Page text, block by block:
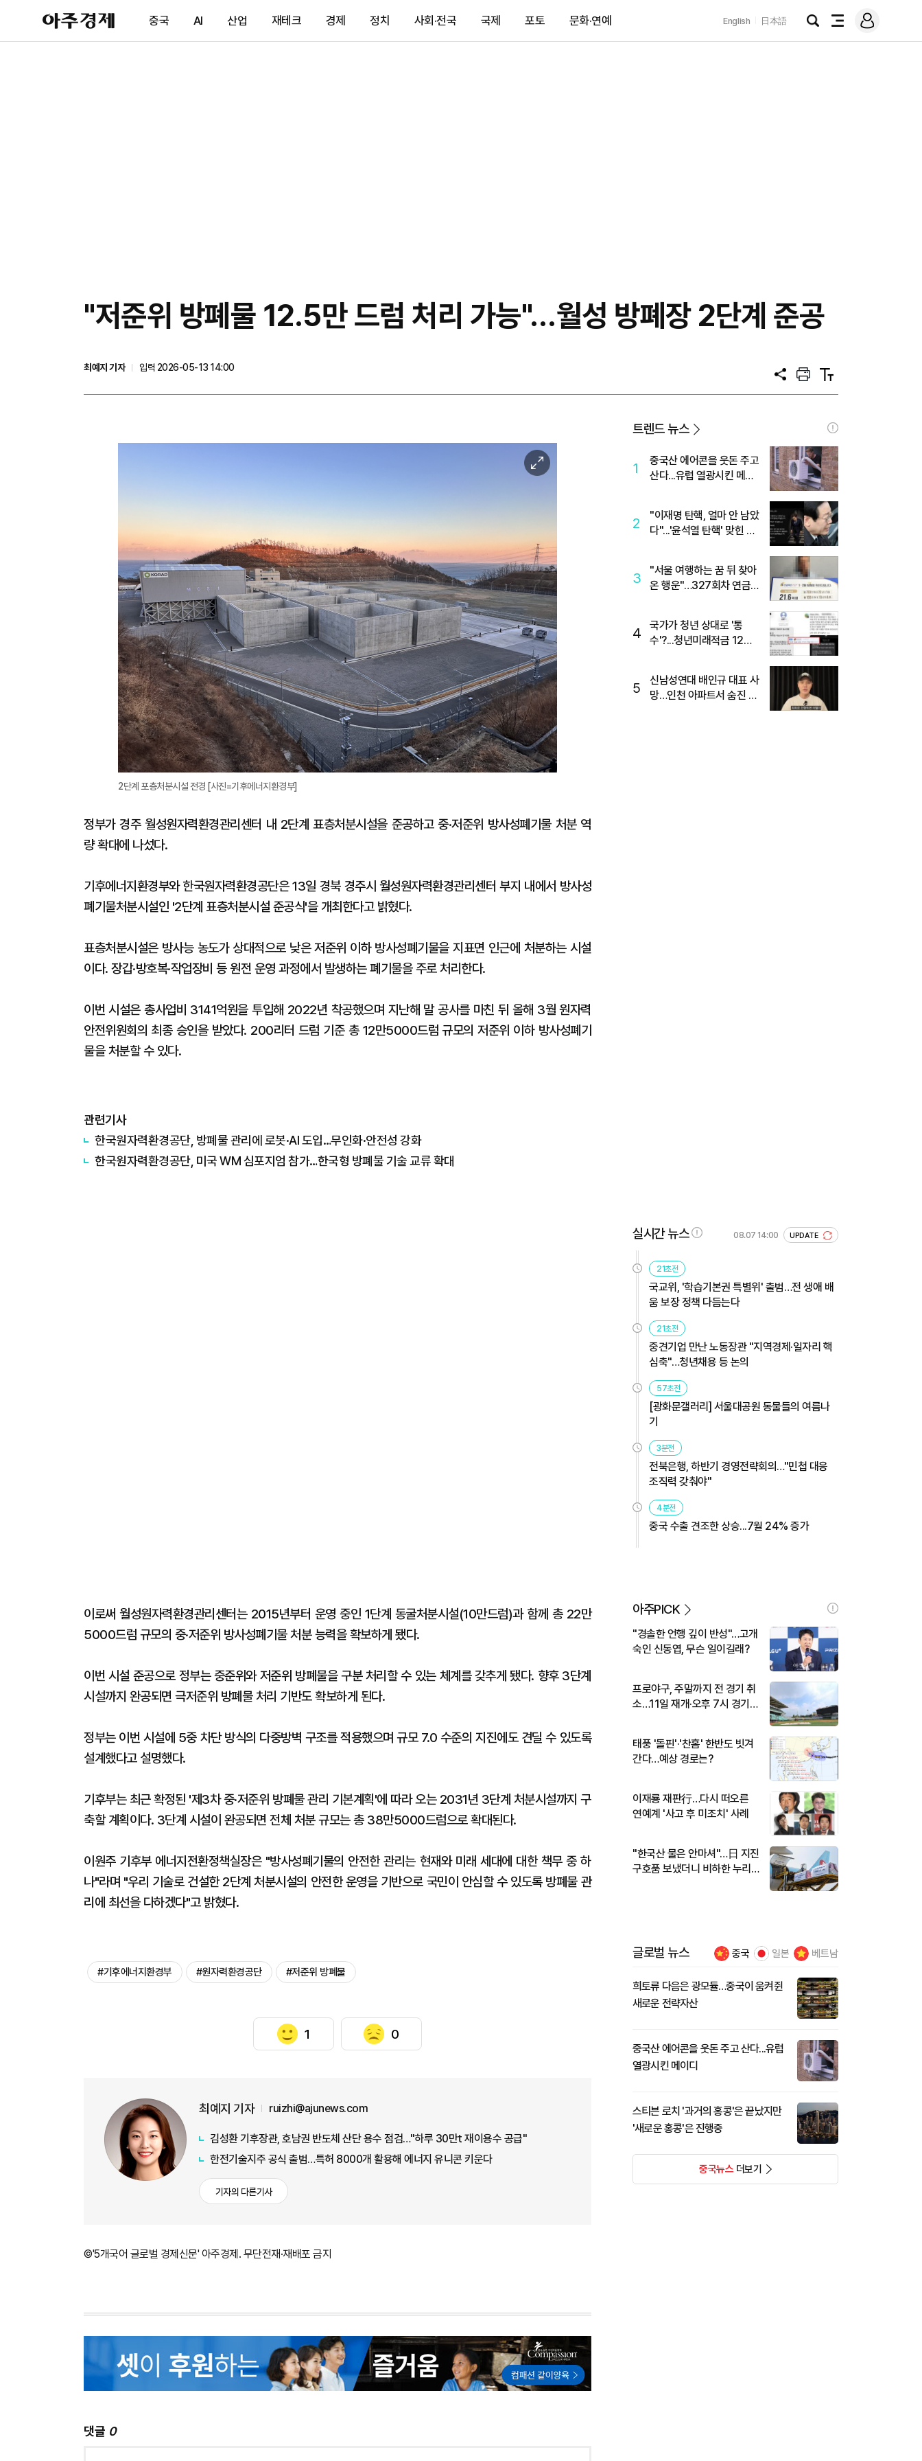
아
주
제
중국 AI 산업 재테크 경제 정치 사회·전국 국제 포토 문화·연예 English 日本語
검
전
메
그
"저준위 방폐물 12.5만 드럼 처리 가능"…월성 방폐장 2단계 준공
최예지 기자
입력 2026-05-13 14:00
공
프
트
텍
트
이
미
대
2단계 포층처분시설 전경 [사진=기후에너지환경부]
정부가 경주 월성원자력환경관리센터 내 2단계 표층처분시설을 준공하고 중·저준위 방사성폐기물 처분 역
량 확대에 나섰다.
기후에너지환경부와 한국원자력환경공단은 13일 경북 경주시 월성원자력환경관리센터 부지 내에서 방사성
폐기물처분시설인 '2단계 표층처분시설 준공식'을 개최한다고 밝혔다.
표층처분시설은 방사능 농도가 상대적으로 낮은 저준위 이하 방사성폐기물을 지표면 인근에 처분하는 시설
이다. 장갑·방호복·작업장비 등 원전 운영 과정에서 발생하는 폐기물을 주로 처리한다.
이번 시설은 총사업비 3141억원을 투입해 2022년 착공했으며 지난해 말 공사를 마친 뒤 올해 3월 원자력
안전위원회의 최종 승인을 받았다. 200리터 드럼 기준 총 12만5000드럼 규모의 저준위 이하 방사성폐기
물을 처분할 수 있다.
관련기사
한국원자력환경공단, 방폐물 관리에 로봇·AI 도입…무인화·안전성 강화
한국원자력환경공단, 미국 WM 심포지엄 참가…한국형 방폐물 기술 교류 확대
이로써 월성원자력환경관리센터는 2015년부터 운영 중인 1단계 동굴처분시설(10만드럼)과 함께 총 22만
5000드럼 규모의 중·저준위 방사성폐기물 처분 능력을 확보하게 됐다.
이번 시설 준공으로 정부는 중준위와 저준위 방폐물을 구분 처리할 수 있는 체계를 갖추게 됐다. 향후 3단계
시설까지 완공되면 극저준위 방폐물 처리 기반도 확보하게 된다.
정부는 이번 시설에 5중 차단 방식의 다중방벽 구조를 적용했으며 규모 7.0 수준의 지진에도 견딜 수 있도록
설계했다고 설명했다.
기후부는 최근 확정된 '제3차 중·저준위 방폐물 관리 기본계획'에 따라 오는 2031년 3단계 처분시설까지 구
축할 계획이다. 3단계 시설이 완공되면 전체 처분 규모는 총 38만5000드럼으로 확대된다.
이원주 기후부 에너지전환정책실장은 "방사성폐기물의 안전한 관리는 현재와 미래 세대에 대한 책무 중 하
나"라며 "우리 기술로 건설한 2단계 처분시설의 안전한 운영을 기반으로 국민이 안심할 수 있도록 방폐물 관
리에 최선을 다하겠다"고 밝혔다.
#기후에너지환경부 #원자력환경공단 #저준위 방폐물
1 0
최예지 기자 ruizhi@ajunews.com
김성환 기후장관, 호남권 반도체 산단 용수 점검…"하루 30만t 재이용수 공급"
한전기술지주 공식 출범…특허 8000개 활용해 에너지 유니콘 키운다
기자의 다른기사
©'5개국어 글로벌 경제신문' 아주경제. 무단전재·재배포 금지
댓글 0
트렌드 뉴스
1
중국산 에어콘을 웃돈 주고
산다...유럽 열광시킨 메이
2
"이재명 탄핵, 얼마 안 남았
다"...'윤석열 탄핵' 맞힌 무
3
"서울 여행하는 꿈 뒤 찾아
온 행운"…327회차 연금
4
국가가 청년 상대로 '통
수'?...청년미래적금 12%
5
신남성연대 배인규 대표 사
망…인천 아파트서 숨진 채
실시간 뉴스 08.07 14:00 UPDATE
21초전
국교위, '학습기본권 특별위' 출범…전 생애 배
움 보장 정책 다듬는다
21초전
중견기업 만난 노동장관 "지역경제·일자리 핵
심축"…청년채용 등 논의
57초전
[광화문갤러리] 서울대공원 동물들의 여름나
기
3분전
전북은행, 하반기 경영전략회의…"민첩 대응
조직력 갖춰야"
4분전
중국 수출 견조한 상승...7월 24% 증가
아주PICK
"경솔한 언행 깊이 반성"…고개
숙인 신동엽, 무슨 일이길래?
프로야구, 주말까지 전 경기 취
소…11일 재개·오후 7시 경기
태풍 '돌핀'·'찬홈' 한반도 빗겨
간다…예상 경로는?
이재룡 재판行…다시 떠오른
연예계 '사고 후 미조치' 사례
"한국산 물은 안마셔"…日 지진
구호품 보냈더니 비하한 누리
글로벌 뉴스 중국 일본 베트남
희토류 다음은 광모듈…중국이 움켜쥔
새로운 전략자산
중국산 에어콘을 웃돈 주고 산다...유럽
열광시킨 메이디
스티븐 로치 '과거의 홍콩'은 끝났지만
'새로운 홍콩'은 진행중
중국뉴스더보기